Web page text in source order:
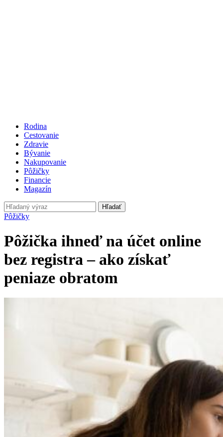
Rodina
Cestovanie
Zdravie
Bývanie
Nakupovanie
Pôžičky
Financie
Magazín
Hľadať
Pôžičky
Pôžička ihneď na účet online
bez registra – ako získať
peniaze obratom